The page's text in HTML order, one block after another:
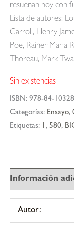
resuenan hoy con
Lista de autores:
Carroll, Henry
Poe, Rainer Maria
Thoreau, Mark
Sin existencias
ISBN: 978-84-
Categorías: Ensayo,
Etiquetas: 1 , 580,
Información
Autor: